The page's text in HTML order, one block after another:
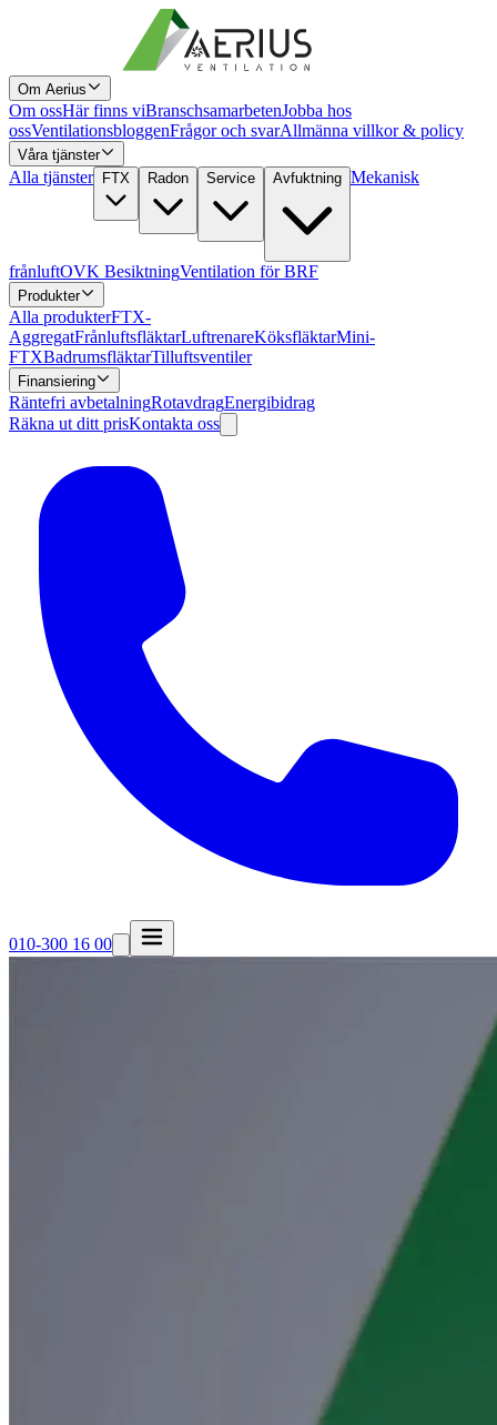
Om Aerius
Om ossHär finns viBranschsamarbetenJobba hos
ossVentilationsbloggenFrågor och svarAllmänna villkor & policy
Våra tjänster
Alla tjänster FTX Radon Service Avfuktning Mekanisk
frånluftOVK BesiktningVentilation för BRF
Produkter
Alla produkterFTX-
AggregatFrånluftsfläktarLuftrenareKöksfläktarMini-
FTXBadrumsfläktarTilluftsventiler
Finansiering
Räntefri avbetalningRotavdragEnergibidrag
Räkna ut ditt prisKontakta oss
010-300 16 00